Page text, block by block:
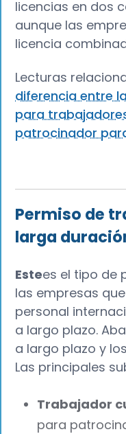
licencias en dos
aunque las
licencia
Lecturas
diferencia entre
para
patrocinador
Permiso de
larga
Estees el tipo de
las empresas
personal
a largo plazo.
a largo plazo y
Las principales
Trabajador
para